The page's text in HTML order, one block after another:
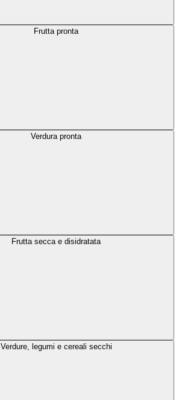
Frutta pronta
Verdura pronta
Frutta secca e disidratata
Verdure, legumi e cereali secchi